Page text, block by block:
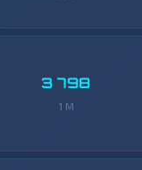
3 798
1 M